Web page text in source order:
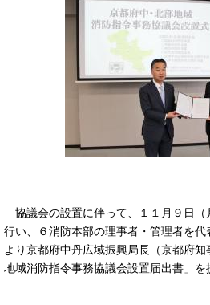
協議会の設置に伴って、１１月９日（
行い、６消防本部の理事者・管理者を
より京都府中丹広域振興局長（京都府
地域消防指令事務協議会設置届出書」を